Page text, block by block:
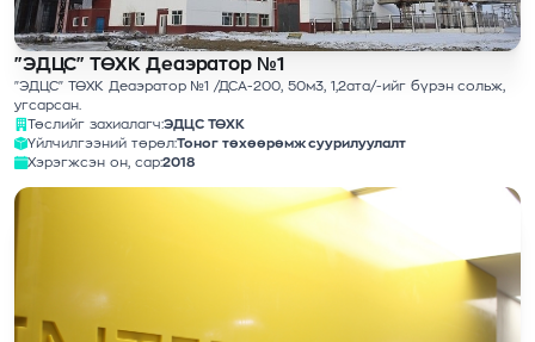
"ЭДЦС" ТӨХК Деаэратор №1
"ЭДЦС" ТӨХК Деаэратор №1 /ДСА-200, 50м3, 1,2ата/-ийг бүрэн сольж,
угсарсан.
Төслийг захиалагч:ЭДЦС ТӨХК
Үйлчилгээний төрөл:Тоног төхөөрөмж суурилуулалт
Хэрэгжсэн он, сар:2018